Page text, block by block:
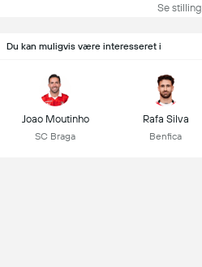
Se stilling
Du kan muligvis være interesseret i
Joao Moutinho
SC Braga
Rafa Silva
Benfica